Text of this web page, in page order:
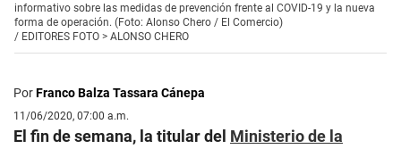
informativo sobre las medidas de prevención frente al COVID-19 y la nueva
forma de operación. (Foto: Alonso Chero / El Comercio)
/ EDITORES FOTO > ALONSO CHERO
PorFranco Balza Tassara Cánepa
11/06/2020, 07:00 a.m.
El fin de semana, la titular del Ministerio de la